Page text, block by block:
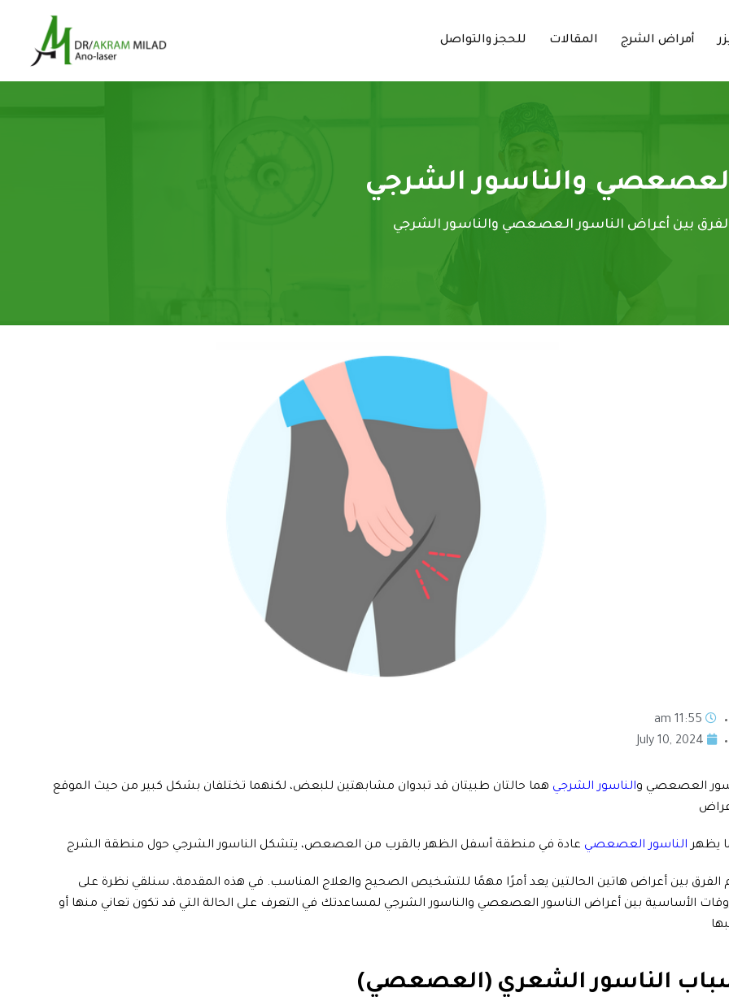
أمراض الشرج المقالات للحجز والتواصل
والناسور الشرجي
بين أعراض الناسور العصعصي والناسور الشرجي
11:55 am
July 10, 2024
العصعصي والناسور الشرجي هما حالتان طبيتان قد تبدوان مشابهتين للبعض، لكنهما تختلفان بشكل كبير من حيث الموقع
يظهر الناسور العصعصي عادة في منطقة أسفل الظهر بالقرب من العصعص، يتشكل الناسور الشرجي حول منطقة الشرج
الفرق بين أعراض هاتين الحالتين يعد أمرًا مهمًا للتشخيص الصحيح والعلاج المناسب. في هذه المقدمة، سنلقي نظرة على
الأساسية بين أعراض الناسور العصعصي والناسور الشرجي لمساعدتك في التعرف على الحالة التي قد تكون تعاني منها أو
الناسور الشعري (العصعصي)